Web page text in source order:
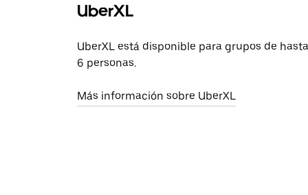
UberXL
UberXL está disponible para grupos de hasta
6 personas.
Más información sobre UberXL